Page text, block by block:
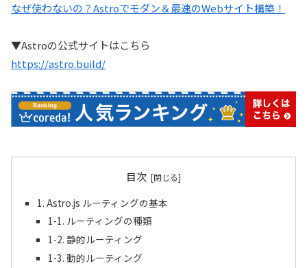
なぜ使わないの？Astroでモダン＆最速のWebサイト構築！
▼Astroの公式サイトはこちら
https://astro.build/
目次
1. Astro.js ルーティングの基本
1-1. ルーティングの種類
1-2. 静的ルーティング
1-3. 動的ルーティング